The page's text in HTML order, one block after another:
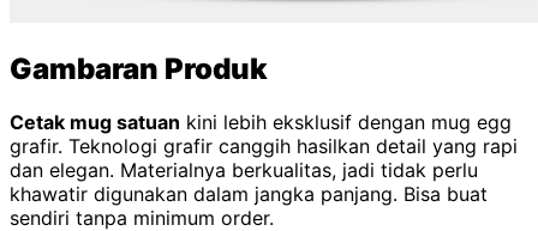
Gambaran Produk
Cetak mug satuan kini lebih eksklusif dengan mug egg
grafir. Teknologi grafir canggih hasilkan detail yang rapi
dan elegan. Materialnya berkualitas, jadi tidak perlu
khawatir digunakan dalam jangka panjang. Bisa buat
sendiri tanpa minimum order.